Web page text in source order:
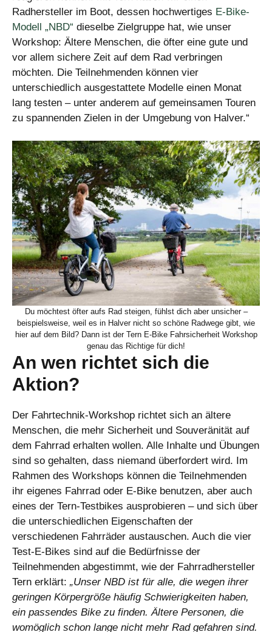
Radhersteller im Boot, dessen hochwertiges E-Bike-
Modell „NBD“ dieselbe Zielgruppe hat, wie unser
Workshop: Ältere Menschen, die öfter eine gute und
vor allem sichere Zeit auf dem Rad verbringen
möchten. Die Teilnehmenden können vier
unterschiedlich ausgestattete Modelle einen Monat
lang testen – unter anderem auf gemeinsamen Touren
zu spannenden Zielen in der Umgebung von Halver.“
Du möchtest öfter aufs Rad steigen, fühlst dich aber unsicher –
beispielsweise, weil es in Halver nicht so schöne Radwege gibt, wie
hier auf dem Bild? Dann ist der Tern E-Bike Fahrsicherheit Workshop
genau das Richtige für dich!
An wen richtet sich die
Aktion?
Der Fahrtechnik-Workshop richtet sich an ältere
Menschen, die mehr Sicherheit und Souveränität auf
dem Fahrrad erhalten wollen. Alle Inhalte und Übungen
sind so gehalten, dass niemand überfordert wird. Im
Rahmen des Workshops können die Teilnehmenden
ihr eigenes Fahrrad oder E-Bike benutzen, aber auch
eines der Tern-Testbikes ausprobieren – und sich über
die unterschiedlichen Eigenschaften der
verschiedenen Fahrräder austauschen. Auch die vier
Test-E-Bikes sind auf die Bedürfnisse der
Teilnehmenden abgestimmt, wie der Fahrradhersteller
Tern erklärt: „Unser NBD ist für alle, die wegen ihrer
geringen Körpergröße häufig Schwierigkeiten haben,
ein passendes Bike zu finden. Ältere Personen, die
womöglich schon lange nicht mehr Rad gefahren sind.